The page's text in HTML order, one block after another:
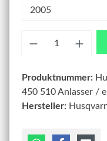
Produktnummer:
450 510 Anlasser /
Hersteller: